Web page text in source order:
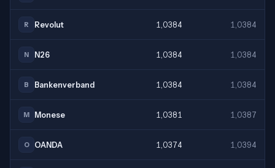
R Revolut 1,0384 1,0384
N N26 1,0384 1,0384
B Bankenverband 1,0384 1,0384
M Monese 1,0381 1,0387
O OANDA 1,0374 1,0394